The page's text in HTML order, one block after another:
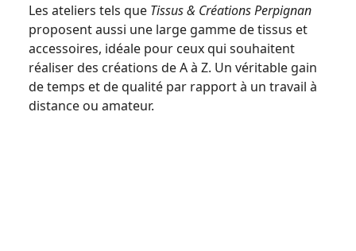
Les ateliers tels que Tissus & Créations Perpignan
proposent aussi une large gamme de tissus et
accessoires, idéale pour ceux qui souhaitent
réaliser des créations de A à Z. Un véritable gain
de temps et de qualité par rapport à un travail à
distance ou amateur.